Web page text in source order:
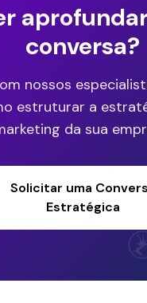
conversa?
nossos
estruturar a
da sua
Solicitar uma
Estratégica